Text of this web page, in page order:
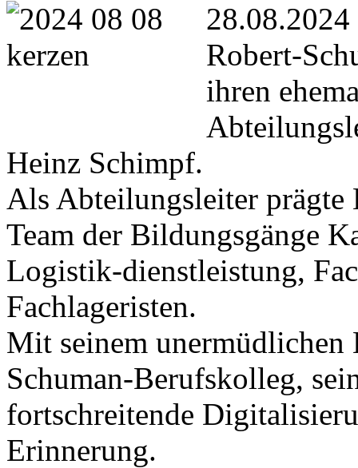
Robert-
ihren
Heinz Schimpf.
Als Abteilungsleiter prägte
Team der Bildungsgänge
Logistik-dienstleistung,
Fachlageristen.
Mit seinem unermüdlichen
Schuman-Berufskolleg,
fortschreitende
Erinnerung.